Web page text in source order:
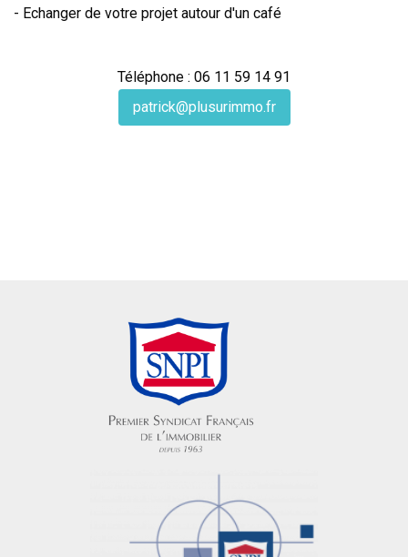
- Echanger de votre projet autour d'un café
Téléphone : 06 11 59 14 91
patrick@plusurimmo.fr